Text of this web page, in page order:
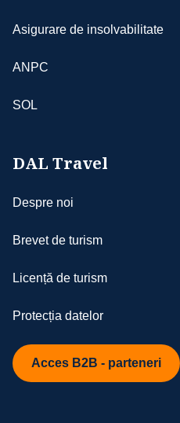
Asigurare de insolvabilitate
ANPC
SOL
DAL Travel
Despre noi
Brevet de turism
Licență de turism
Protecția datelor
Acces B2B - parteneri